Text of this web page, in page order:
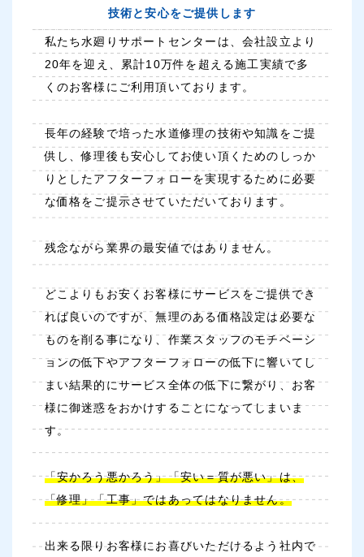
技術と安心をご提供します
私たち水廻りサポートセンターは、会社設立より
20年を迎え、累計10万件を超える施工実績で多
くのお客様にご利用頂いております。
長年の経験で培った水道修理の技術や知識をご提
供し、修理後も安心してお使い頂くためのしっか
りとしたアフターフォローを実現するために必要
な価格をご提示させていただいております。
残念ながら業界の最安値ではありません。
どこよりもお安くお客様にサービスをご提供でき
れば良いのですが、無理のある価格設定は必要な
ものを削る事になり、作業スタッフのモチベーシ
ョンの低下やアフターフォローの低下に響いてし
まい結果的にサービス全体の低下に繋がり、お客
様に御迷惑をおかけすることになってしまいま
す。
「安かろう悪かろう」「安い＝質が悪い」は、
「修理」「工事」ではあってはなりません。
出来る限りお客様にお喜びいただけるよう社内で